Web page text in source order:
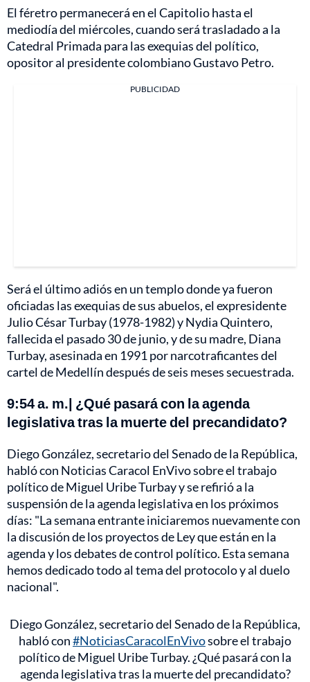
El féretro permanecerá en el Capitolio hasta el
mediodía del miércoles, cuando será trasladado a la
Catedral Primada para las exequias del político,
opositor al presidente colombiano Gustavo Petro.
PUBLICIDAD
Será el último adiós en un templo donde ya fueron
oficiadas las exequias de sus abuelos, el expresidente
Julio César Turbay (1978-1982) y Nydia Quintero,
fallecida el pasado 30 de junio, y de su madre, Diana
Turbay, asesinada en 1991 por narcotraficantes del
cartel de Medellín después de seis meses secuestrada.
9:54 a. m.| ¿Qué pasará con la agenda
legislativa tras la muerte del precandidato?
Diego González, secretario del Senado de la República,
habló con Noticias Caracol EnVivo sobre el trabajo
político de Miguel Uribe Turbay y se refirió a la
suspensión de la agenda legislativa en los próximos
días: "La semana entrante iniciaremos nuevamente con
la discusión de los proyectos de Ley que están en la
agenda y los debates de control político. Esta semana
hemos dedicado todo al tema del protocolo y al duelo
nacional".
Diego González, secretario del Senado de la República,
habló con#NoticiasCaracolEnVivosobre el trabajo
político de Miguel Uribe Turbay. ¿Qué pasará con la
agenda legislativa tras la muerte del precandidato?